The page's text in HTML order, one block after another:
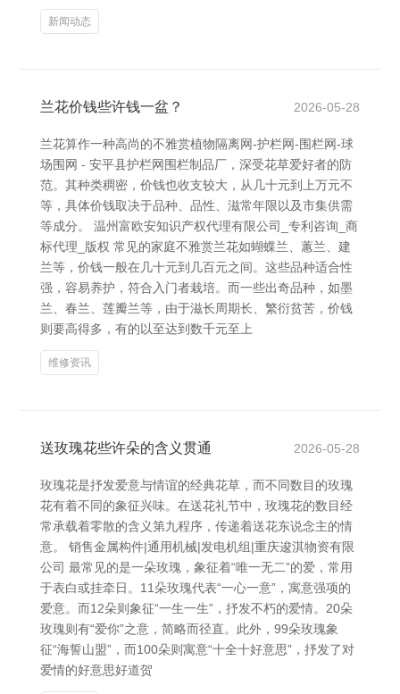
新闻动态
兰花价钱些许钱一盆？ 2026-05-28
兰花算作一种高尚的不雅赏植物隔离网-护栏网-围栏网-球
场围网 - 安平县护栏网围栏制品厂，深受花草爱好者的防
范。其种类稠密，价钱也收支较大，从几十元到上万元不
等，具体价钱取决于品种、品性、滋常年限以及市集供需
等成分。 温州富欧安知识产权代理有限公司_专利咨询_商
标代理_版权 常见的家庭不雅赏兰花如蝴蝶兰、蕙兰、建
兰等，价钱一般在几十元到几百元之间。这些品种适合性
强，容易养护，符合入门者栽培。而一些出奇品种，如墨
兰、春兰、莲瓣兰等，由于滋长周期长、繁衍贫苦，价钱
则要高得多，有的以至达到数千元至上
维修资讯
送玫瑰花些许朵的含义贯通 2026-05-28
玫瑰花是抒发爱意与情谊的经典花草，而不同数目的玫瑰
花有着不同的象征兴味。在送花礼节中，玫瑰花的数目经
常承载着零散的含义第九程序，传递着送花东说念主的情
意。 销售金属构件|通用机械|发电机组|重庆逡淇物资有限
公司 最常见的是一朵玫瑰，象征着“唯一无二”的爱，常用
于表白或挂牵日。11朵玫瑰代表“一心一意”，寓意强项的
爱意。而12朵则象征“一生一生”，抒发不朽的爱情。20朵
玫瑰则有“爱你”之意，简略而径直。此外，99朵玫瑰象
征“海誓山盟”，而100朵则寓意“十全十好意思”，抒发了对
爱情的好意思好道贺